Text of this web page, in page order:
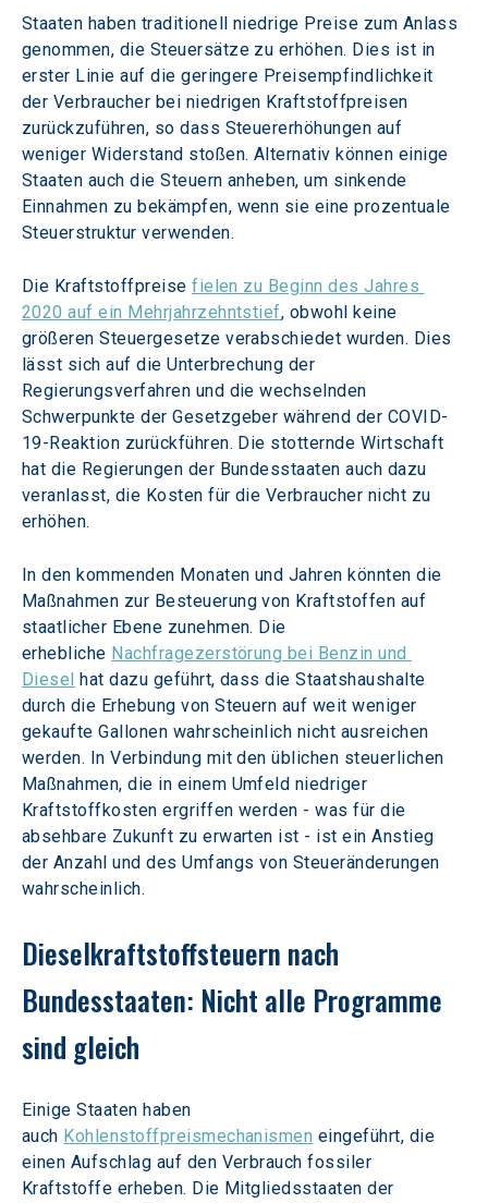
Staaten haben traditionell niedrige Preise zum Anlass
genommen, die Steuersätze zu erhöhen. Dies ist in
erster Linie auf die geringere Preisempfindlichkeit
der Verbraucher bei niedrigen Kraftstoffpreisen
zurückzuführen, so dass Steuererhöhungen auf
weniger Widerstand stoßen. Alternativ können einige
Staaten auch die Steuern anheben, um sinkende
Einnahmen zu bekämpfen, wenn sie eine prozentuale
Steuerstruktur verwenden.
Die Kraftstoffpreise fielen zu Beginn des Jahres
2020 auf ein Mehrjahrzehntstief, obwohl keine
größeren Steuergesetze verabschiedet wurden. Dies
lässt sich auf die Unterbrechung der
Regierungsverfahren und die wechselnden
Schwerpunkte der Gesetzgeber während der COVID-
19-Reaktion zurückführen. Die stotternde Wirtschaft
hat die Regierungen der Bundesstaaten auch dazu
veranlasst, die Kosten für die Verbraucher nicht zu
erhöhen.
In den kommenden Monaten und Jahren könnten die
Maßnahmen zur Besteuerung von Kraftstoffen auf
staatlicher Ebene zunehmen. Die
erhebliche Nachfragezerstörung bei Benzin und
Diesel
hat dazu geführt, dass die Staatshaushalte
durch die Erhebung von Steuern auf weit weniger
gekaufte Gallonen wahrscheinlich nicht ausreichen
werden. In Verbindung mit den üblichen steuerlichen
Maßnahmen, die in einem Umfeld niedriger
Kraftstoffkosten ergriffen werden - was für die
absehbare Zukunft zu erwarten ist - ist ein Anstieg
der Anzahl und des Umfangs von Steueränderungen
wahrscheinlich.
Dieselkraftstoffsteuern nach
Bundesstaaten: Nicht alle Programme
sind gleich
Einige Staaten haben
auch Kohlenstoffpreismechanismen eingeführt, die
einen Aufschlag auf den Verbrauch fossiler
Kraftstoffe erheben. Die Mitgliedsstaaten der